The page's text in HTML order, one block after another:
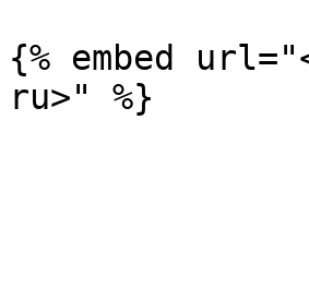
{% embed